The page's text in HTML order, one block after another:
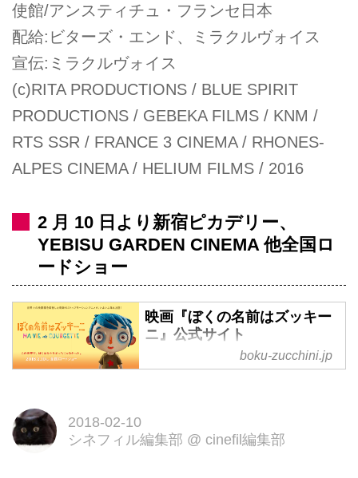
使館/アンスティチュ・フランセ日本
配給:ビターズ・エンド、ミラクルヴォイス
宣伝:ミラクルヴォイス
(c)RITA PRODUCTIONS / BLUE SPIRIT
PRODUCTIONS / GEBEKA FILMS / KNM /
RTS SSR / FRANCE 3 CINEMA / RHONES-
ALPES CINEMA / HELIUM FILMS / 2016
2 月 10 日より新宿ピカデリー、
YEBISU GARDEN CINEMA 他全国ロ
ードショー
映画『ぼくの名前はズッキー
ニ』公式サイト
2017年度アカデミー賞(R)長編ア
ロードショー。
boku-zucchini.jp
2018-02-10
シネフィル編集部 @ cinefil編集部